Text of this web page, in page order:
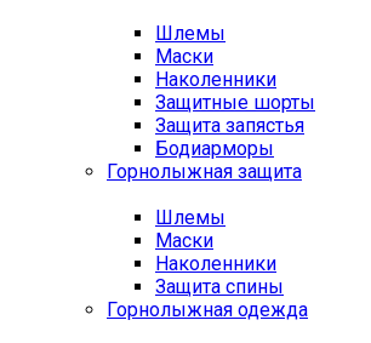
Шлемы
Маски
Наколенники
Защитные шорты
Защита запястья
Бодиарморы
Горнолыжная защита
Шлемы
Маски
Наколенники
Защита спины
Горнолыжная одежда